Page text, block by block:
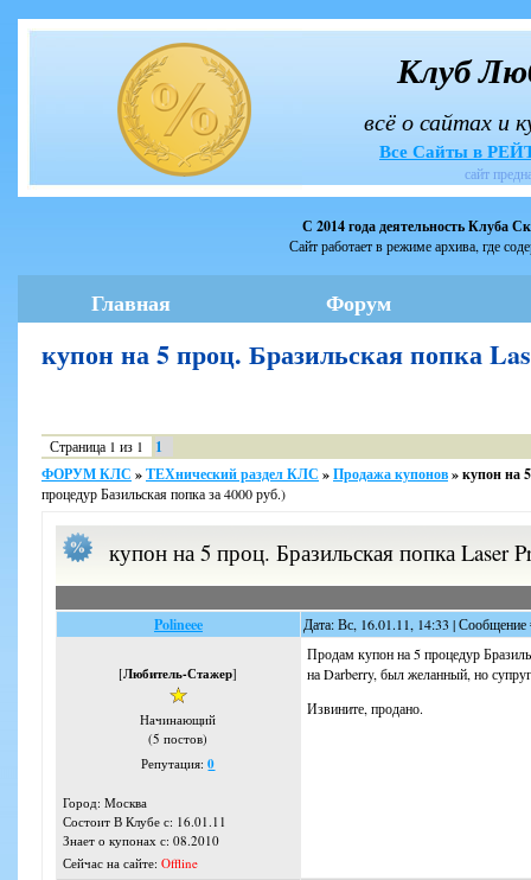
Клуб
всё о сайтах и
Все Сайты в
сайт
С 2014 года деятельность Клуба
Сайт работает в режиме архива, где
Главная Форум
купон на 5 проц. Бразильская попка
Страница 1 из 1
1
ФОРУМ КЛС »ТЕХнический раздел КЛС »Продажа купонов»купон на
процедур Базильская попка за 4000 руб.)
купон на 5 проц. Бразильская попка Laser
Polineee Дата: Вс, 16.01.11, 14:33 |
[Любитель-Стажер]
Начинающий
(5 постов)
Репутация:0
Город: Москва
Состоит В Клубе с: 16.01.11
Знает о купонах с: 08.2010
Сейчас на сайте: Offline
Продам купон на 5 процедур
на Darberry, был желанный, но
Извините, продано.